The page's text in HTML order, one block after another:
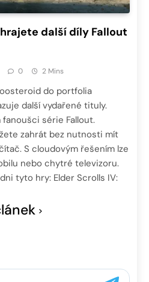
další díly Fallout
0 2 Mins
do portfolia
další vydařené tituly.
série Fallout.
zahrát bez nutnosti mít
S cloudovým řešením lze
nebo chytré televizoru.
tyto hry: Elder Scrolls IV: